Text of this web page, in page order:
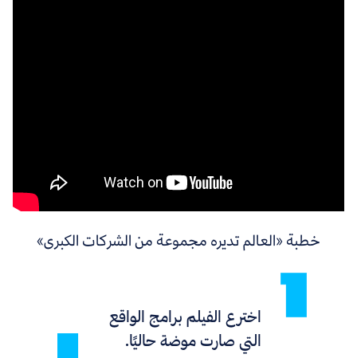
خطبة «العالم تديره مجموعة من الشركات الكبرى»
اخترع الفيلم برامج الواقع
التي صارت موضة حاليًا.